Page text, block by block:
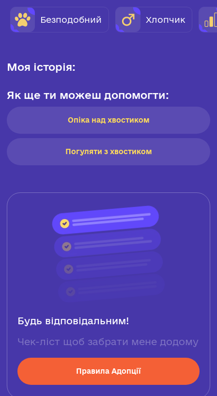
Безподобний Хлопчик
Моя історія:
Як ще ти можеш допомогти:
Опіка над хвостиком
Погуляти з хвостиком
Будь відповідальним!
Чек-ліст щоб забрати мене додому
Правила Адопції